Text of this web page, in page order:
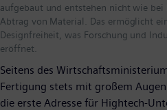
aufgebaut und entstehen nicht wie
Abtrag von Material. Das ermöglicht
Designfreiheit, was Forschung und
eröffnet.
Seitens des
Fertigung stets mit großem
die erste Adresse für Hightech-